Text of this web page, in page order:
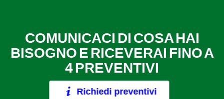
COMUNICACI DI COSA HAI
BISOGNO E RICEVERAI FINO A
4 PREVENTIVI
Richiedi preventivi